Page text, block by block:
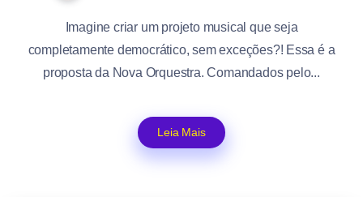
Imagine criar um projeto musical que seja
completamente democrático, sem exceções?! Essa é a
proposta da Nova Orquestra. Comandados pelo...
Leia Mais